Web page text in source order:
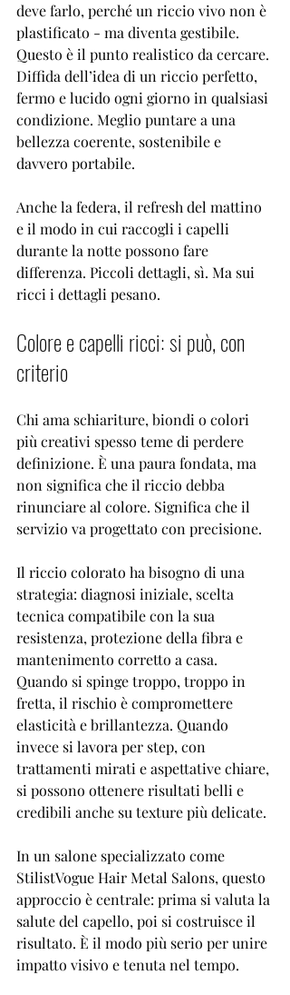
deve farlo, perché un riccio vivo non è
plastificato - ma diventa gestibile.
Questo è il punto realistico da cercare.
Diffida dell’idea di un riccio perfetto,
fermo e lucido ogni giorno in qualsiasi
condizione. Meglio puntare a una
bellezza coerente, sostenibile e
davvero portabile.
Anche la federa, il refresh del mattino
e il modo in cui raccogli i capelli
durante la notte possono fare
differenza. Piccoli dettagli, sì. Ma sui
ricci i dettagli pesano.
Colore e capelli ricci: si può, con
criterio
Chi ama schiariture, biondi o colori
più creativi spesso teme di perdere
definizione. È una paura fondata, ma
non significa che il riccio debba
rinunciare al colore. Significa che il
servizio va progettato con precisione.
Il riccio colorato ha bisogno di una
strategia: diagnosi iniziale, scelta
tecnica compatibile con la sua
resistenza, protezione della fibra e
mantenimento corretto a casa.
Quando si spinge troppo, troppo in
fretta, il rischio è compromettere
elasticità e brillantezza. Quando
invece si lavora per step, con
trattamenti mirati e aspettative chiare,
si possono ottenere risultati belli e
credibili anche su texture più delicate.
In un salone specializzato come
StilistVogue Hair Metal Salons, questo
approccio è centrale: prima si valuta la
salute del capello, poi si costruisce il
risultato. È il modo più serio per unire
impatto visivo e tenuta nel tempo.